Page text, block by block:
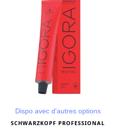
Dispo avec d'autres options
SCHWARZKOPF PROFESSIONAL